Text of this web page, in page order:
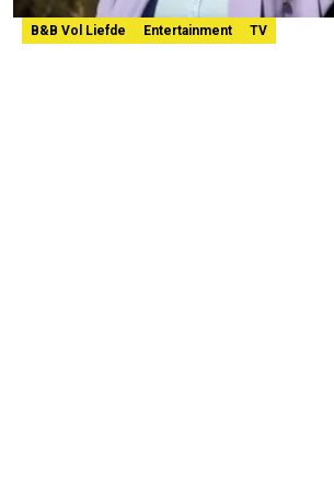
B&B Vol Liefde Entertainment TV